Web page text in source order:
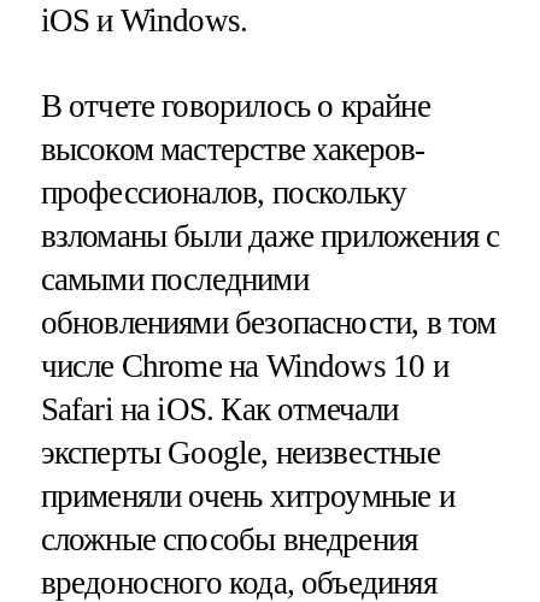
iOS и Windows.
В отчете говорилось о крайне
высоком мастерстве хакеров-
профессионалов, поскольку
взломаны были даже приложения с
самыми последними
обновлениями безопасности, в том
числе Chrome на Windows 10 и
Safari на iOS. Как отмечали
эксперты Google, неизвестные
применяли очень хитроумные и
сложные способы внедрения
вредоносного кода, объединяя